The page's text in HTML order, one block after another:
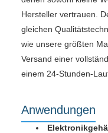
Hersteller vertrauen.
gleichen
wie unsere größten
Versand einer
einem 24-Stunden-
Anwendungen